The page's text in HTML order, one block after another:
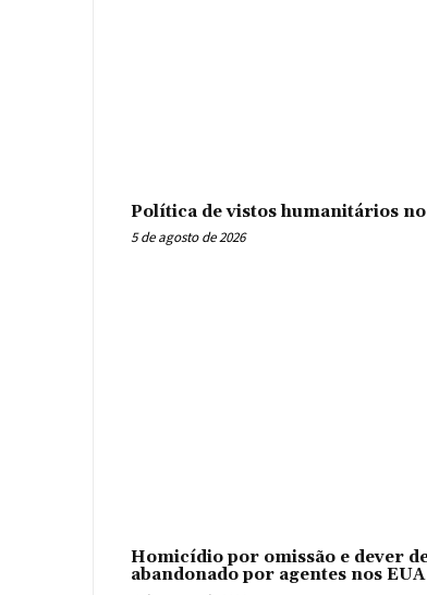
Política de vistos humanitários
5 de agosto de 2026
Homicídio por omissão e dever
abandonado por agentes nos EUA